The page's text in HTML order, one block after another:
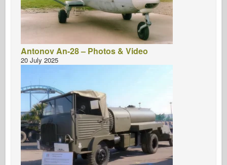
Antonov An-28 – Photos & Video
20 July 2025